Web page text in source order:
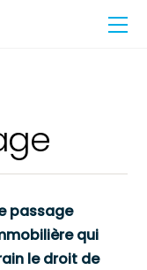
passage
qui
le droit de